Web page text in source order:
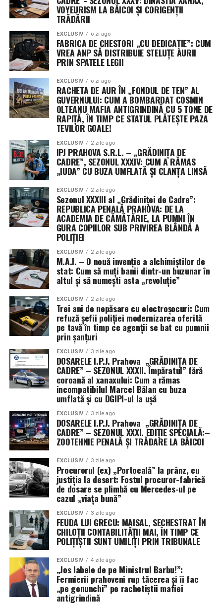
facilitând desfășurarea rapidă a unor rețele vaste de
senzori, esențiale pentru detectarea țintelor mobile în
timp real.
Misterul celui de-al treilea jucător: Securitatea
operațională ascunde identitatea unor contractori
cheie
Un aspect neobișnuit al acestui anunț este menținerea
sub anonimat a celui de-al treilea beneficiar al
contractului. Purtătorii de cuvânt ai comandamentului
au precizat că decizia este dictată strict de protocoalele
de securitate operațională (OPSEC), menite să protejeze
profilurile misiunilor sensibile și capacitățile specifice
dezvoltate.
Această practică a Pentagonului, de a ascunde detaliile
despre contractori și valorile exacte ale premiilor,
devine din ce în ce mai frecventă. Justificarea oficială
este nevoia de a preveni transferul de informații
strategice către puteri rivale precum China. Utilizarea
unor vehicule contractuale non-tradiționale permite
ocolirea cerințelor standard de raportare publică,
oferind armatei o mai mare libertate de mișcare, dar și
un grad sporit de discreție în cursa pentru supremație
tehnologică în spațiul cosmic.
VOYEURISM LA BĂICOI ȘI CORIGENȚII
TRĂDĂRII
EXCLUSIV o zi ago
FABRICA DE CHESTORI „CU DEDICAȚIE”: CUM
VREA ANP SĂ DISTRIBUIE STELUȚE AURII
PRIN SPATELE LEGII
EXCLUSIV o zi ago
RACHETA DE AUR ÎN „FONDUL DE TEN” AL
GUVERNULUI: CUM A BOMBARDAT COSMIN
OLTEANU MAFIA ANTIGRINDINĂ CU 5 TONE DE
RAPIȚĂ, ÎN TIMP CE STATUL PLĂTEȘTE PAZA
TEVILOR GOALE!
EXCLUSIV 2 zile ago
IPJ PRAHOVA S.R.L. – „GRĂDINIȚA DE
CADRE”, SEZONUL XXXIV: CUM A RĂMAS
„IUDA” CU BUZA UMFLATĂ ȘI CLANȚA LINSĂ
EXCLUSIV 2 zile ago
Sezonul XXXIII al „Grădiniței de Cadre”:
REPUBLICA PENALĂ PRAHOVA: DE LA
ACADEMIA DE CĂMĂTĂRIE, LA PUMNI ÎN
GURA COPIILOR SUB PRIVIREA BLÂNDĂ A
POLIȚIEI
EXCLUSIV 2 zile ago
M.A.I. – O nouă invenție a alchimiștilor de
stat: Cum să muți banii dintr-un buzunar în
altul și să numești asta „revoluție”
EXCLUSIV 2 zile ago
Trei ani de nepăsare cu electroșocuri: Cum
refuză șefii poliției modernizarea oferită
pe tavă în timp ce agenții se bat cu pumnii
prin șanțuri
EXCLUSIV 3 zile ago
DOSARELE I.P.J. Prahova „GRĂDINIȚA DE
CADRE” – SEZONUL XXXII. Împăratul” fără
coroană al xanaxului: Cum a rămas
incompatibilul Marcel Bălan cu buza
umflată și cu DGIPI-ul la ușă
EXCLUSIV 3 zile ago
DOSARELE I.P.J. Prahova „GRĂDINIȚA DE
CADRE” – SEZONUL XXXI. EDIȚIE SPECIALĂ:–
ZOOTEHNIE PENALĂ ȘI TRĂDARE LA BĂICOI
EXCLUSIV 3 zile ago
Procurorul (ex) „Portocală” la prânz, cu
justiția la desert: Fostul procuror-fabrică
de dosare se plimbă cu Mercedes-ul pe
cazul „viața bună”
EXCLUSIV 3 zile ago
FEUDA LUI GRECU: MAISAL, SECHESTRAT ÎN
CHILOȚII CONTABILITĂȚII MAI, ÎN TIMP CE
POLIȚIȘTII SUNT UMILIȚI PRIN TRIBUNALE
EXCLUSIV 4 zile ago
„Jos labele de pe Ministrul Barbu!”:
Fermierii prahoveni rup tăcerea și îi fac
„pe genunchi” pe rachetiștii mafiei
antigrindină